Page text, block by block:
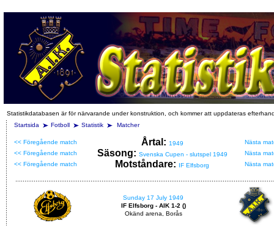
Statistikdatabasen är för närvarande under konstruktion, och kommer att uppdateras
Startsida
Fotboll Statistik Matcher
<< Föregående match Årtal: 1949
Nästa
<< Föregående match
Säsong: Svenska Cupen - slutspel 1949
Nästa
<< Föregående match
Motståndare: IF Elfsborg Nästa
Sunday 17 July 1949
IF Elfsborg - AIK 1-2 ()
Okänd arena, Borås